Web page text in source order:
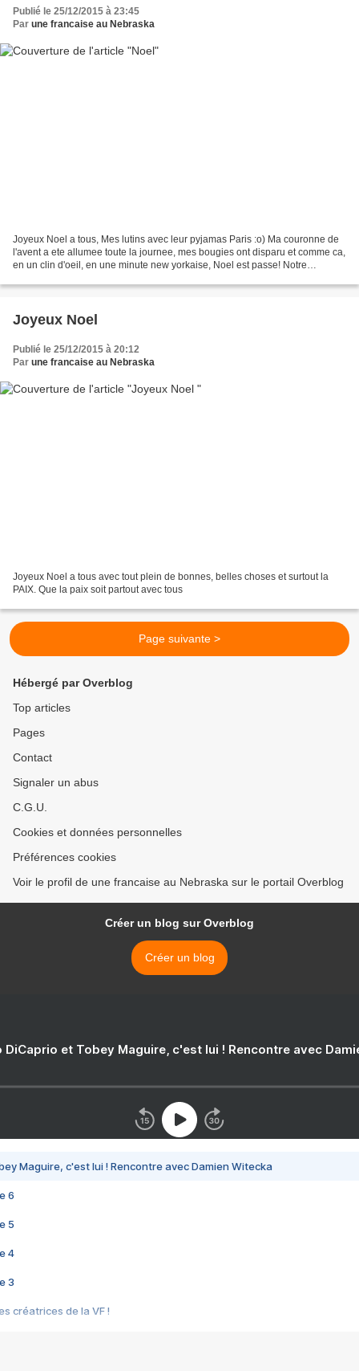
Publié le 25/12/2015 à 23:45
Par une francaise au Nebraska
Joyeux Noel a tous, Mes lutins avec leur pyjamas Paris :o) Ma couronne de
l'avent a ete allumee toute la journee, mes bougies ont disparu et comme ca,
en un clin d'oeil, en une minute new yorkaise, Noel est passe! Notre
Joyeux Noel
Publié le 25/12/2015 à 20:12
Par une francaise au Nebraska
Joyeux Noel a tous avec tout plein de bonnes, belles choses et surtout la
PAIX. Que la paix soit partout avec tous
Page suivante >
Hébergé par Overblog
Top articles
Pages
Contact
Signaler un abus
C.G.U.
Cookies et données personnelles
Préférences cookies
Voir le profil de une francaise au Nebraska sur le portail Overblog
Créer un blog sur Overblog
Créer un blog
DiCaprio et Tobey Maguire, c'est lui ! Rencontre avec
Maguire, c'est lui ! Rencontre avec Damien Witecka
6
5
4
3
créatrices de la VF !